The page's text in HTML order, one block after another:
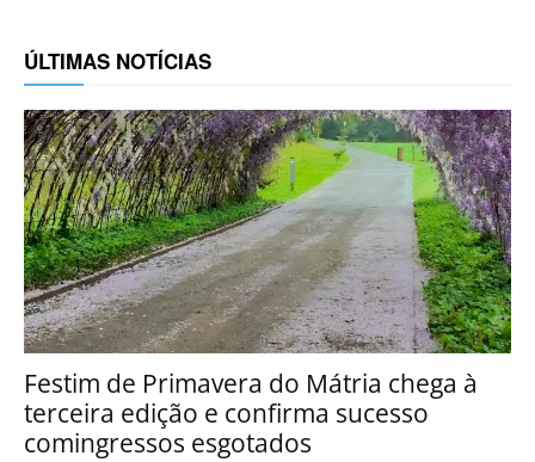
ÚLTIMAS NOTÍCIAS
Festim de Primavera do Mátria chega à
terceira edição e confirma sucesso
comingressos esgotados